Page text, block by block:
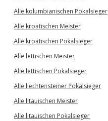
Alle kolumbianischen Pokalsieger
Alle kroatischen Meister
Alle kroatischen Pokalsieger
Alle lettischen Meister
Alle lettischen Pokalsieger
Alle liechtensteiner Pokalsieger
Alle litauischen Meister
Alle litauischen Pokalsieger